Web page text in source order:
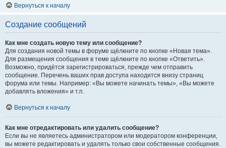
Вернуться к началу
Создание сообщений
Как мне создать новую тему или сообщение?
Для создания новой темы в форуме щёлкните по кнопке «Новая тема».
Для размещения сообщения в теме щёлкните по кнопке «Ответить».
Возможно, придётся зарегистрироваться, прежде чем отправить
сообщение. Перечень ваших прав доступа находится внизу страниц
форума или темы. Например: «Вы можете начинать темы», «Вы можете
добавлять вложения» и т.п.
Вернуться к началу
Как мне отредактировать или удалить сообщение?
Если вы не являетесь администратором или модератором конференции,
вы можете редактировать и удалять только свои собственные сообщения.